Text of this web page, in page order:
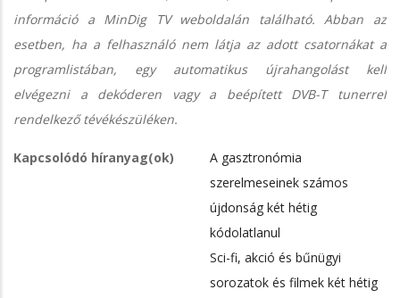
információ a MinDig TV weboldalán található. Abban az
esetben, ha a felhasználó nem látja az adott csatornákat a
programlistában, egy automatikus újrahangolást kell
elvégezni a dekóderen vagy a beépített DVB-T tunerrel
rendelkező tévékészüléken.
Kapcsolódó híranyag(ok)
A gasztronómia
szerelmeseinek számos
újdonság két hétig
kódolatlanul
Sci-fi, akció és bűnügyi
sorozatok és filmek két hétig